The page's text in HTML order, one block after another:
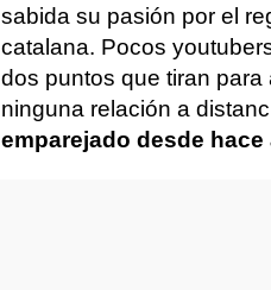
sabida su pasión por el
catalana. Pocos
dos puntos que tiran
ninguna relación a
emparejado desde hace